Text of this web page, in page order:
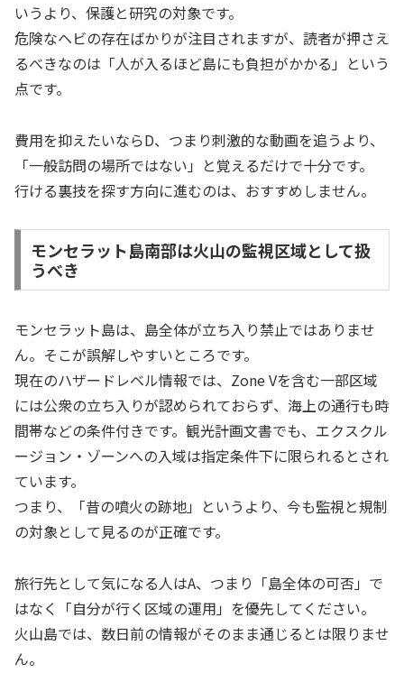
いうより、保護と研究の対象です。
危険なヘビの存在ばかりが注目されますが、読者が押さえ
るべきなのは「人が入るほど島にも負担がかかる」という
点です。
費用を抑えたいならD、つまり刺激的な動画を追うより、
「一般訪問の場所ではない」と覚えるだけで十分です。
行ける裏技を探す方向に進むのは、おすすめしません。
モンセラット島南部は火山の監視区域として扱
うべき
モンセラット島は、島全体が立ち入り禁止ではありませ
ん。そこが誤解しやすいところです。
現在のハザードレベル情報では、Zone Vを含む一部区域
には公衆の立ち入りが認められておらず、海上の通行も時
間帯などの条件付きです。観光計画文書でも、エクスクル
ージョン・ゾーンへの入域は指定条件下に限られるとされ
ています。
つまり、「昔の噴火の跡地」というより、今も監視と規制
の対象として見るのが正確です。
旅行先として気になる人はA、つまり「島全体の可否」で
はなく「自分が行く区域の運用」を優先してください。
火山島では、数日前の情報がそのまま通じるとは限りませ
ん。